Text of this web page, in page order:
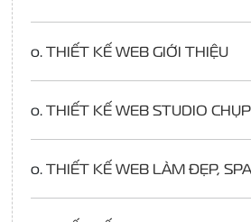
o. THIẾT KẾ WEB GIỚI THIỆU
o. THIẾT KẾ WEB STUDIO
o. THIẾT KẾ WEB LÀM ĐẸP, SPA